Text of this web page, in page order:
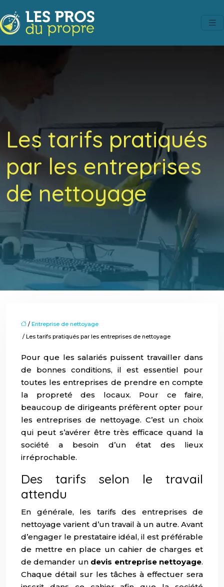
Les tarifs pratiqués
par les entreprises
de nettoyage
/ Entreprise de nettoyage
/ Les tarifs pratiqués par les entreprises de nettoyage
Pour que les salariés puissent travailler dans
de bonnes conditions, il est essentiel pour
toutes les entreprises de prendre en compte
la propreté des locaux. Pour ce faire,
beaucoup de dirigeants préfèrent opter pour
les entreprises de nettoyage. C’est un choix
qui peut s’avérer être très efficace quand la
société a besoin d’un état des lieux
irréprochable.
Des tarifs selon le travail
attendu
En générale, les tarifs des entreprises de
nettoyage varient d’un travail à un autre. Avant
d’engager le prestataire idéal, il est préférable
de mettre en place un cahier de charges et
de demander un devis entreprise nettoyage.
Chaque détail sur les tâches à effectuer sera